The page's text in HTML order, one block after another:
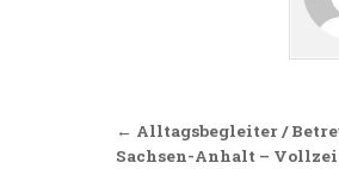
← Alltagsbegleiter /
Sachsen-Anhalt –